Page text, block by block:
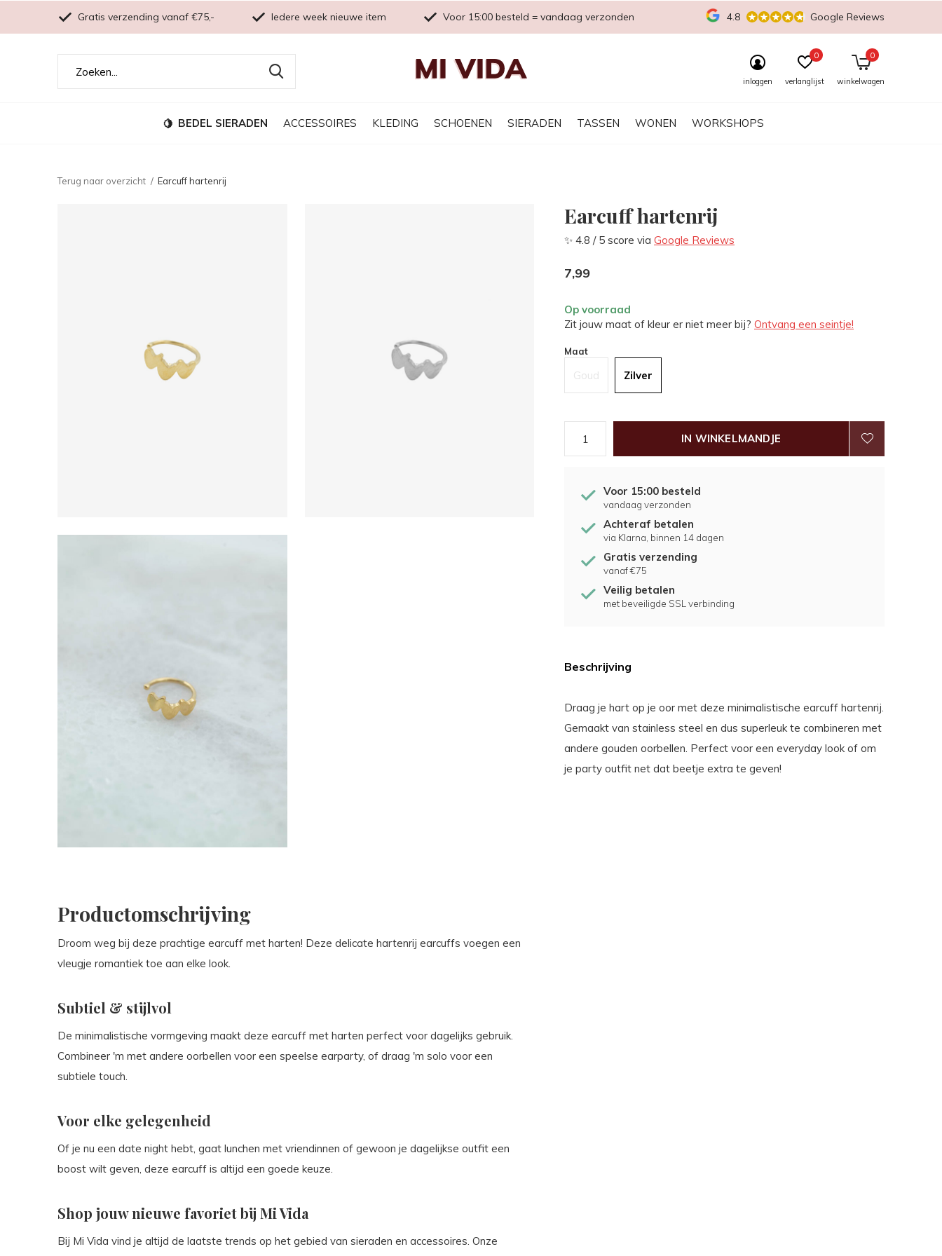
BEDEL SIERADEN ACCESSOIRES KLEDING SCHOENEN SIERADEN TASSEN WONEN WORKSHOPS
inloggen verlanglijst
0
winkelwagen
0
Gratis verzending vanaf €75,- Iedere week nieuwe item Voor 15:00 besteld = vandaag verzonden 4.8 Google Reviews
Terug naar overzicht Earcuff hartenrij
Earcuff hartenrij
✨ 4.8 / 5 score via Google Reviews
7,99
Op voorraad
Zit jouw maat of kleur er niet meer bij? Ontvang een seintje!
Maat
Goud Zilver
IN WINKELMANDJE
Voor 15:00 besteld
vandaag verzonden
Achteraf betalen
via Klarna, binnen 14 dagen
Gratis verzending
vanaf €75
Veilig betalen
met beveiligde SSL verbinding
Beschrijving
Draag je hart op je oor met deze minimalistische earcuff hartenrij.
Gemaakt van stainless steel en dus superleuk te combineren met
andere gouden oorbellen. Perfect voor een everyday look of om
je party outfit net dat beetje extra te geven!
Productomschrijving
Droom weg bij deze prachtige earcuff met harten! Deze delicate hartenrij earcuffs voegen een
vleugje romantiek toe aan elke look.
Subtiel & stijlvol
De minimalistische vormgeving maakt deze earcuff met harten perfect voor dagelijks gebruik.
Combineer 'm met andere oorbellen voor een speelse earparty, of draag 'm solo voor een
subtiele touch.
Voor elke gelegenheid
Of je nu een date night hebt, gaat lunchen met vriendinnen of gewoon je dagelijkse outfit een
boost wilt geven, deze earcuff is altijd een goede keuze.
Shop jouw nieuwe favoriet bij Mi Vida
Bij Mi Vida vind je altijd de laatste trends op het gebied van sieraden en accessoires. Onze